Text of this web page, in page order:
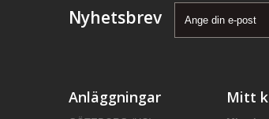
Nyhetsbrev
Anläggningar Mitt